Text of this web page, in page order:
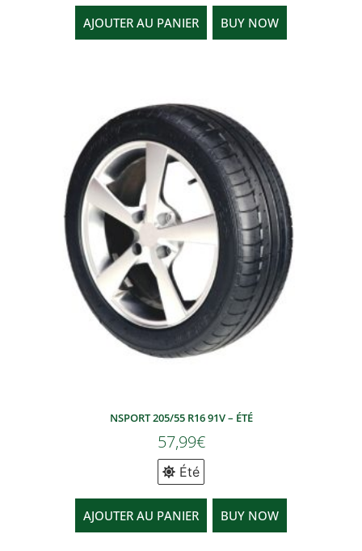
AJOUTER AU PANIER BUY NOW
NSPORT 205/55 R16 91V – ÉTÉ
57,99€
Été
AJOUTER AU PANIER BUY NOW